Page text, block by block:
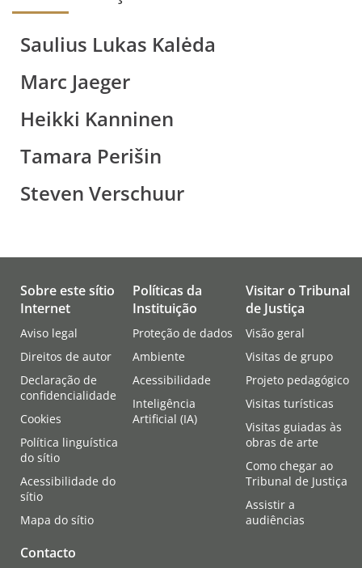
Saulius Lukas Kalėda
Marc Jaeger
Heikki Kanninen
Tamara Perišin
Steven Verschuur
Sobre este sítio
Internet
Aviso legal
Direitos de autor
Declaração de
confidencialidade
Cookies
Política linguística
do sítio
Acessibilidade do
sítio
Mapa do sítio
Políticas da
Instituição
Proteção de dados
Ambiente
Acessibilidade
Inteligência
Artificial (IA)
Visitar o Tribunal
de Justiça
Visão geral
Visitas de grupo
Projeto pedagógico
Visitas turísticas
Visitas guiadas às
obras de arte
Como chegar ao
Tribunal de Justiça
Assistir a
audiências
Contacto